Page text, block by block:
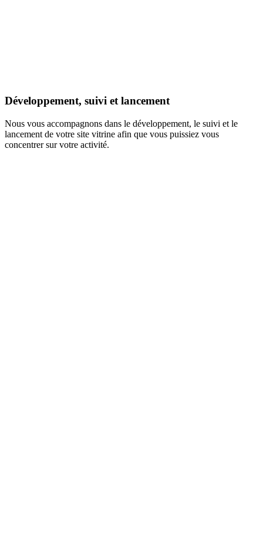
Développement, suivi et lancement
Nous vous accompagnons dans le développement, le suivi et le
lancement de votre site vitrine afin que vous puissiez vous
concentrer sur votre activité.